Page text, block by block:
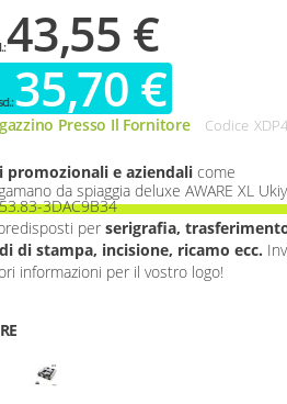
43,55 €
35,70 €
Presso Il Fornitore Codice
promozionali e aziendali come
da spiaggia deluxe AWARE XL
3DAC9B34
perserigrafia,
di stampa, incisione, ricamo ecc.
informazioni per il vostro logo!